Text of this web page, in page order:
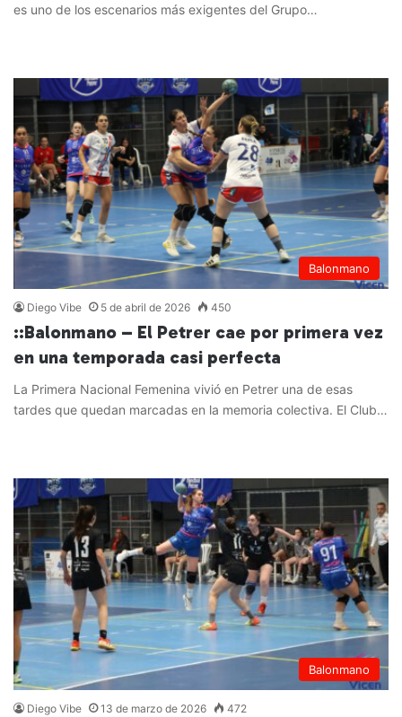
es uno de los escenarios más exigentes del Grupo…
Balonmano
Diego Vibe 5 de abril de 2026 450
::Balonmano – El Petrer cae por primera vez
en una temporada casi perfecta
La Primera Nacional Femenina vivió en Petrer una de esas
tardes que quedan marcadas en la memoria colectiva. El Club…
Balonmano
Diego Vibe 13 de marzo de 2026 472